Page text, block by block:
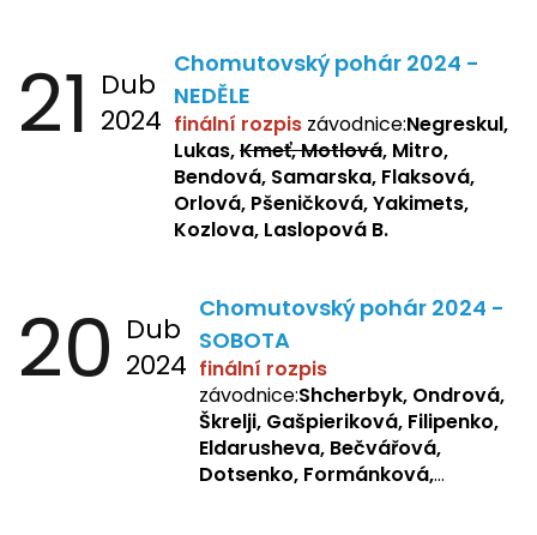
Sochorová, Repetska, Lukas,
Negreskul, Mitro
21 Dub
2024
Chomutovský pohár 2024 -
NEDĚLE
finální rozpis závodnice:Negreskul,
Lukas,Kmeť, Motlová, Mitro,
Bendová, Samarska, Flaksová,
Orlová, Pšeničková, Yakimets,
Kozlova, Laslopová B.
20 Dub
2024
Chomutovský pohár 2024 -
SOBOTA
finální rozpis
závodnice:Shcherbyk, Ondrová,
Škrelji, Gašpieriková, Filipenko,
Eldarusheva, Bečvářová,
Dotsenko, Formánková,